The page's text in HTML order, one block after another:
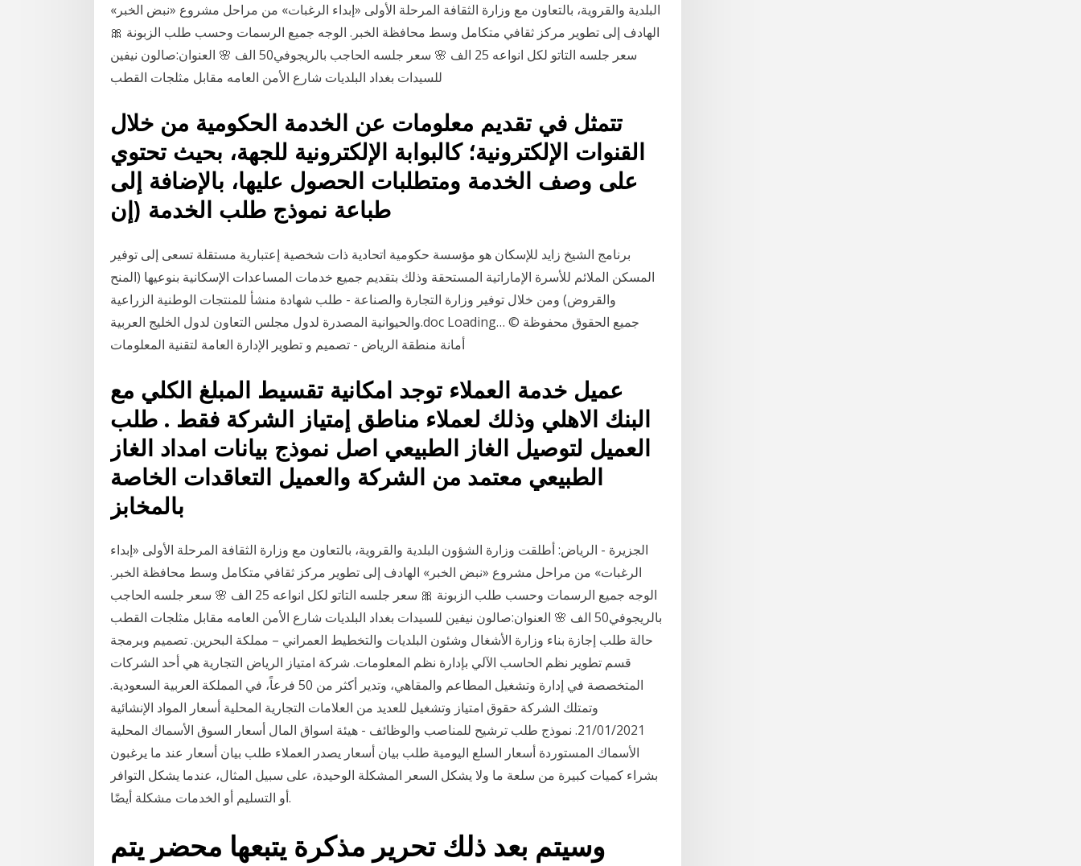
البلدية والقروية، بالتعاون مع وزارة الثقافة المرحلة الأولى «إبداء الرغبات» من مراحل مشروع «نبض الخبر»
الهادف إلى تطوير مركز ثقافي متكامل وسط محافظة الخبر. الوجه جميع الرسمات وحسب طلب الزبونة 🎀
سعر جلسه التاتو لكل انواعه 25 الف 🌸 سعر جلسه الحاجب بالريجوفي50 الف 🌸 العنوان:صالون نيفين
للسيدات بغداد البلديات شارع الأمن العامه مقابل مثلجات القطب
تتمثل في تقديم معلومات عن الخدمة الحكومية من خلال
القنوات الإلكترونية؛ كالبوابة الإلكترونية للجهة، بحيث تحتوي
على وصف الخدمة ومتطلبات الحصول عليها، بالإضافة إلى
طباعة نموذج طلب الخدمة (إن
برنامج الشيخ زايد للإسكان هو مؤسسة حكومية اتحادية ذات شخصية إعتبارية مستقلة تسعى إلى توفير
المسكن الملائم للأسرة الإماراتية المستحقة وذلك بتقديم جميع خدمات المساعدات الإسكانية بنوعيها (المنح
والقروض) ومن خلال توفير وزارة التجارة والصناعة - طلب شهادة منشأ للمنتجات الوطنية الزراعية
والحيوانية المصدرة لدول مجلس التعاون لدول الخليج العربية.doc Loading… جميع الحقوق محفوظة ©
أمانة منطقة الرياض - تصميم و تطوير الإدارة العامة لتقنية المعلومات
عميل خدمة العملاء توجد امكانية تقسيط المبلغ الكلي مع
البنك الاهلي وذلك لعملاء مناطق إمتياز الشركة فقط . طلب
العميل لتوصيل الغاز الطبيعي اصل نموذج بيانات امداد الغاز
الطبيعي معتمد من الشركة والعميل التعاقدات الخاصة
بالمخابز
الجزيرة - الرياض: أطلقت وزارة الشؤون البلدية والقروية، بالتعاون مع وزارة الثقافة المرحلة الأولى «إبداء
الرغبات» من مراحل مشروع «نبض الخبر» الهادف إلى تطوير مركز ثقافي متكامل وسط محافظة الخبر.
الوجه جميع الرسمات وحسب طلب الزبونة 🎀 سعر جلسه التاتو لكل انواعه 25 الف 🌸 سعر جلسه الحاجب
بالريجوفي50 الف 🌸 العنوان:صالون نيفين للسيدات بغداد البلديات شارع الأمن العامه مقابل مثلجات القطب
حالة طلب إجازة بناء وزارة الأشغال وشئون البلديات والتخطيط العمراني – مملكة البحرين. تصميم وبرمجة
قسم تطوير نظم الحاسب الآلي بإدارة نظم المعلومات. شركة امتياز الرياض التجارية هي أحد الشركات
المتخصصة في إدارة وتشغيل المطاعم والمقاهي، وتدير أكثر من 50 فرعاً، في المملكة العربية السعودية.
وتمتلك الشركة حقوق امتياز وتشغيل للعديد من العلامات التجارية المحلية أسعار المواد الإنشائية
21/01/2021. نموذج طلب ترشيح للمناصب والوظائف - هيئة اسواق المال أسعار السوق الأسماك المحلية
الأسماك المستوردة أسعار السلع اليومية طلب بيان أسعار يصدر العملاء طلب بيان أسعار عند ما يرغبون
بشراء كميات كبيرة من سلعة ما ولا يشكل السعر المشكلة الوحيدة، على سبيل المثال، عندما يشكل التوافر
أو التسليم أو الخدمات مشكلة أيضًا.
وسيتم بعد ذلك تحرير مذكرة يتبعها محضر يتم